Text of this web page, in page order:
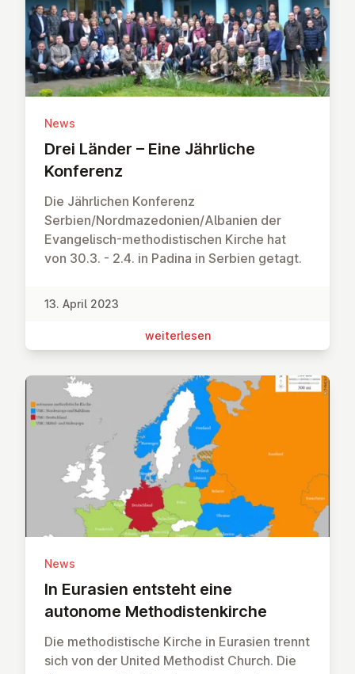
News
Drei Länder – Eine Jährliche
Konferenz
Die Jährlichen Konferenz
Serbien/Nordmazedonien/Albanien der
Evangelisch-methodistischen Kirche hat
von 30.3. - 2.4. in Padina in Serbien getagt.
13. April 2023
wei­ter­le­sen
News
In Eurasien entsteht eine
autonome Me­tho­dis­ten­kir­che
Die methodistische Kirche in Eurasien trennt
sich von der United Methodist Church. Die